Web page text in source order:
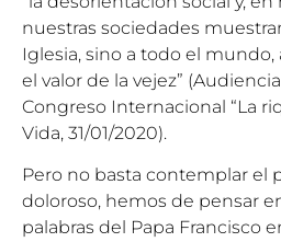
nuestras sociedades
Iglesia, sino a todo el
el valor de la vejez”
Congreso Internacional “La
Vida, 31/01/2020).
Pero no basta contemplar el
doloroso, hemos de pensar
palabras del Papa Francisco